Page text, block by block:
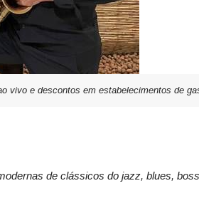
vivo e descontos em estabelecimentos de
de clássicos do jazz, blues,